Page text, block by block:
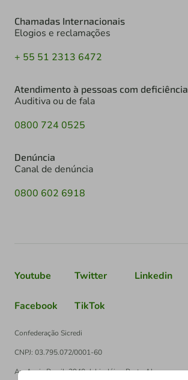
Chamadas Internacionais
Elogios e reclamações
+ 55 51 2313 6472
Atendimento à pessoas com deficiência
Auditiva ou de fala
0800 724 0525
Denúncia
Canal de denúncia
0800 602 6918
Youtube Twitter Linkedin
Facebook TikTok
Confederação Sicredi
CNPJ: 03.795.072/0001-60
Av. Assis Brasil, 3940, J. Lindóia - Porto Alegre